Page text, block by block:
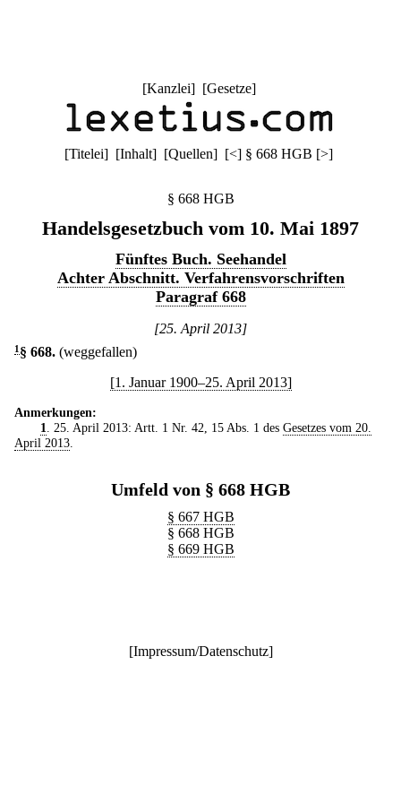
[Kanzlei] [Gesetze]
[Titelei] [Inhalt] [Quellen] [<] § 668 HGB [>]
§ 668 HGB
Handelsgesetzbuch vom 10. Mai 1897
Fünftes Buch. Seehandel
Achter Abschnitt. Verfahrensvorschriften
Paragraf 668
[25. April 2013]
1 § 668. (weggefallen)
[1. Januar 1900–25. April 2013]
Anmerkungen:
1
. 25. April 2013: Artt. 1 Nr. 42, 15 Abs. 1 des Gesetzes vom 20.
April 2013
Umfeld von § 668 HGB
§ 667 HGB
§ 668 HGB
§ 669 HGB
[Impressum/Datenschutz]